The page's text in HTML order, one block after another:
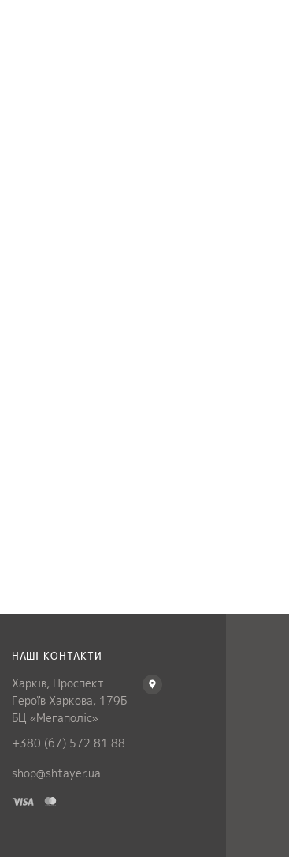
НАШІ КОНТАКТИ
Харків, Проспект
Героїв Харкова, 179Б
БЦ «Мегаполіс»
+380 (67) 572 81 88
shop@shtayer.ua